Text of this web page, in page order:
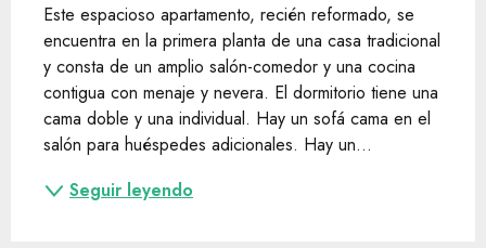
Este espacioso apartamento, recién reformado, se
encuentra en la primera planta de una casa tradicional
y consta de un amplio salón-comedor y una cocina
contigua con menaje y nevera. El dormitorio tiene una
cama doble y una individual. Hay un sofá cama en el
salón para huéspedes adicionales. Hay un...
Seguir leyendo